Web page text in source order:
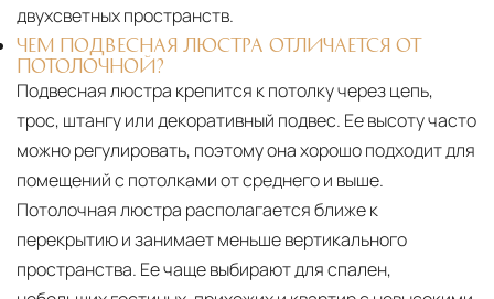
двухсветных пространств.
ЧЕМ ПОДВЕСНАЯ ЛЮСТРА ОТЛИЧАЕТСЯ ОТ
ПОТОЛОЧНОЙ?
Подвесная люстра крепится к потолку через цепь,
трос, штангу или декоративный подвес. Ее высоту часто
можно регулировать, поэтому она хорошо подходит для
помещений с потолками от среднего и выше.
Потолочная люстра располагается ближе к
перекрытию и занимает меньше вертикального
пространства. Ее чаще выбирают для спален,